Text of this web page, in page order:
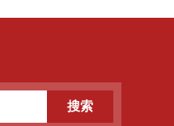
搜索